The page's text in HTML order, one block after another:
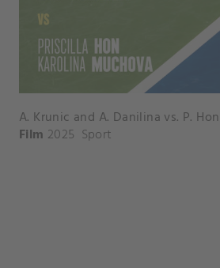
Film 2025 Sport